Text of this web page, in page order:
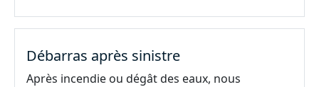
Débarras après sinistre
Après incendie ou dégât des eaux, nous